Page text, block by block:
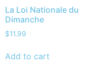
La Loi Nationale du
Dimanche
$11.99
Add to cart